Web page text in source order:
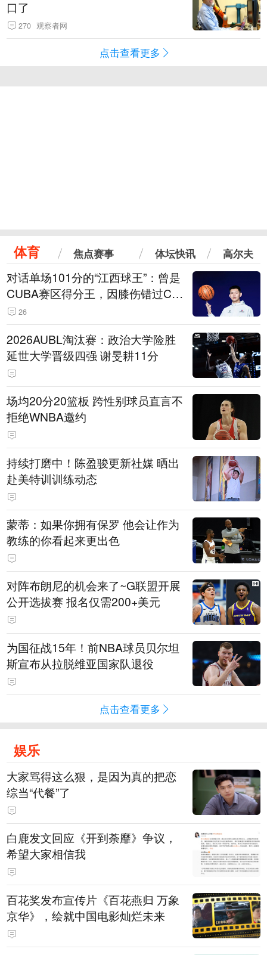
口了
270 观察者网
点击查看更多
体育 焦点赛事 体坛快讯 高尔夫
对话单场101分的“江西球王”：曾是
CUBA赛区得分王，因膝伤错过CB
A选秀
26
2026AUBL淘汰赛：政治大学险胜
延世大学晋级四强 谢旻耕11分
场均20分20篮板 跨性别球员直言不
拒绝WNBA邀约
持续打磨中！陈盈骏更新社媒 晒出
赴美特训训练动态
蒙蒂：如果你拥有保罗 他会让作为
教练的你看起来更出色
对阵布朗尼的机会来了~G联盟开展
公开选拔赛 报名仅需200+美元
为国征战15年！前NBA球员贝尔坦
斯宣布从拉脱维亚国家队退役
点击查看更多
娱乐
大家骂得这么狠，是因为真的把恋
综当“代餐”了
白鹿发文回应《开到荼靡》争议，
希望大家相信我
百花奖发布宣传片《百花燕归 万象
京华》，绘就中国电影灿烂未来